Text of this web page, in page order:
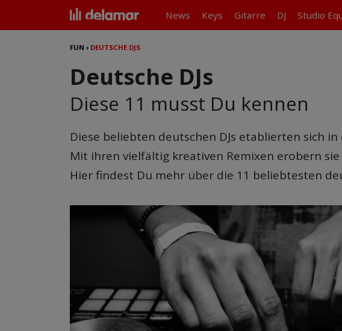
News Keys Gitarre DJ Studio
FUN › DEUTSCHE DJS
Deutsche DJs
Diese 11 musst Du kennen
Diese beliebten deutschen DJs etablierten sich in
Mit ihren vielfältig kreativen Remixen erobern sie
Hier findest Du mehr über die 11 beliebtesten